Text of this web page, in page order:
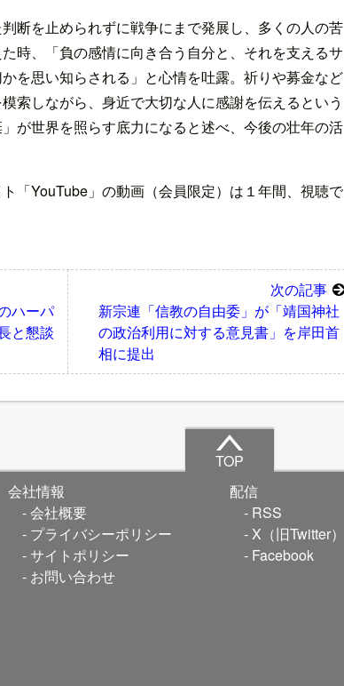
断を止められずに戦争にまで発展し、多くの人の苦
時、「負の感情に向き合う自分と、それを支えるサ
を思い知らされる」と心情を吐露。祈りや募金など
索しながら、身近で大切な人に感謝を伝えるという
が世界を照らす底力になると述べ、今後の壮年の活
「YouTube」の動画（会員限定）は１年間、視聴で
ハーパ
と懇談
次の記事
新宗連「信教の自由委」が「靖国神社
の政治利用に対する意見書」を岸田首
相に提出
TOP
会社情報
会社概要
プライバシーポリシー
サイトポリシー
お問い合わせ
配信
RSS
X（旧Twitter）
Facebook